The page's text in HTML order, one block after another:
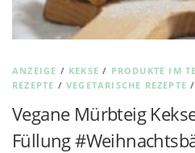
ANZEIGE / KEKSE / PRODUKTE IM
REZEPTE /VEGETARISCHE REZEPTE /
Vegane Mürbteig
Füllung